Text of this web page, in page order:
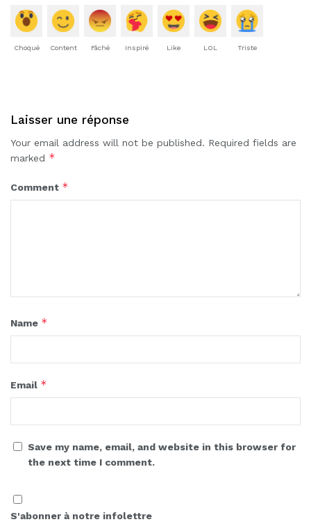
Choqué Content Fâché Inspiré Like LOL Triste
Laisser une réponse
Your email address will not be published. Required fields are
marked *
Comment *
Name *
Email *
Save my name, email, and website in this browser for
the next time I comment.
S'abonner à notre infolettre